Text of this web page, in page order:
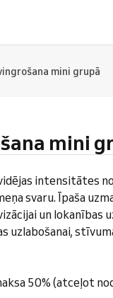
mini grupā
mini
intensitātes
svaru. Īpaša
un lokanības
uzlabošanai,
50% (atceļot